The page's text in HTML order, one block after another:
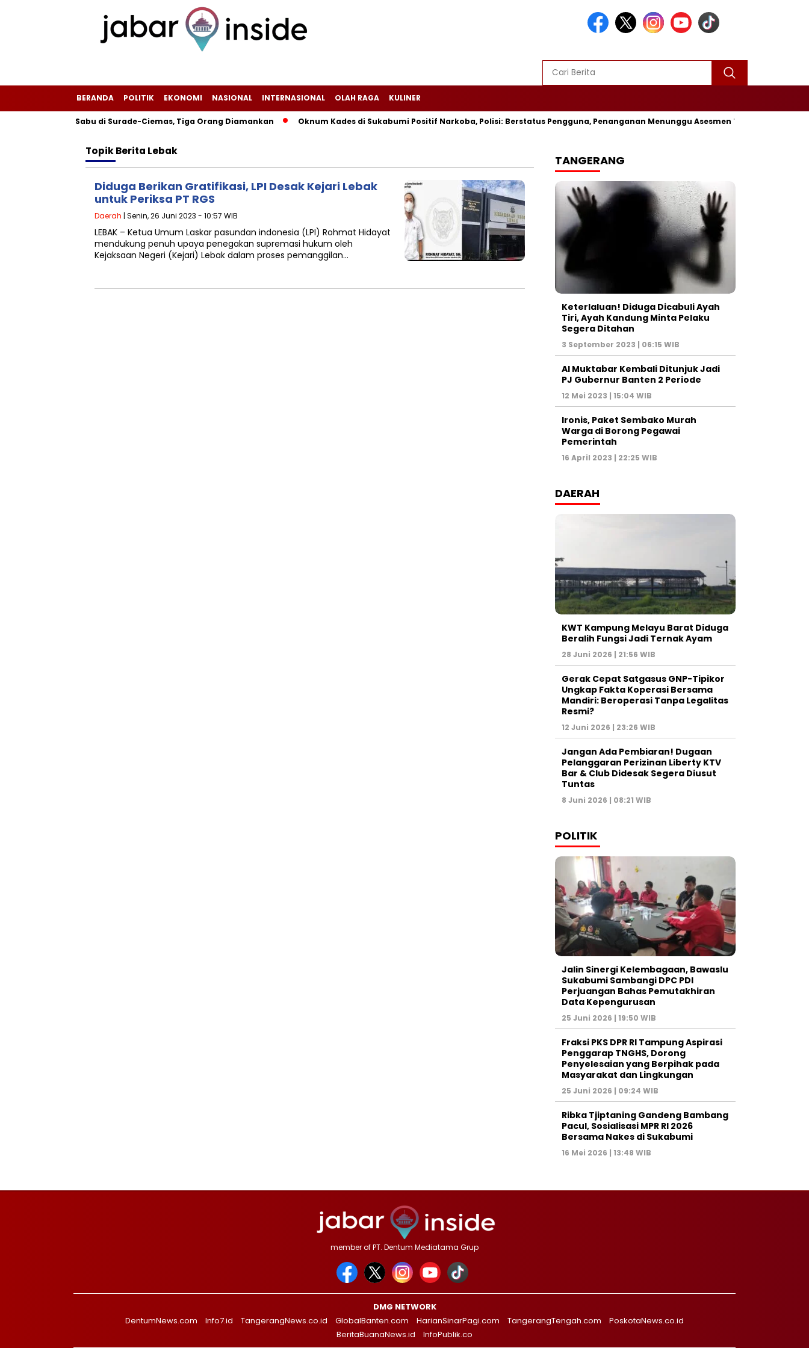
BERANDA POLITIK EKONOMI NASIONAL INTERNASIONAL OLAH RAGA KULINER
Peredaran Sabu di Surade-Ciemas, Tiga Orang Diamankan Oknum Kades di Sukabumi Positif Narkoba, Polisi: Berstatus Pengguna, Penanganan Menunggu Asesmen Terpadu
TopikBerita Lebak
Diduga Berikan Gratifikasi, LPI Desak Kejari Lebak
untuk Periksa PT RGS
Daerah | Senin, 26 Juni 2023 - 10:57 WIB
LEBAK – Ketua Umum Laskar pasundan indonesia (LPI) Rohmat Hidayat
mendukung penuh upaya penegakan supremasi hukum oleh
Kejaksaan Negeri (Kejari) Lebak dalam proses pemanggilan…
TANGERANG
Keterlaluan! Diduga Dicabuli Ayah
Tiri, Ayah Kandung Minta Pelaku
Segera Ditahan
3 September 2023 | 06:15 WIB
Al Muktabar Kembali Ditunjuk Jadi
PJ Gubernur Banten 2 Periode
12 Mei 2023 | 15:04 WIB
Ironis, Paket Sembako Murah
Warga di Borong Pegawai
Pemerintah
16 April 2023 | 22:25 WIB
DAERAH
KWT Kampung Melayu Barat Diduga
Beralih Fungsi Jadi Ternak Ayam
28 Juni 2026 | 21:56 WIB
Gerak Cepat Satgasus GNP-Tipikor
Ungkap Fakta Koperasi Bersama
Mandiri: Beroperasi Tanpa Legalitas
Resmi?
12 Juni 2026 | 23:26 WIB
Jangan Ada Pembiaran! Dugaan
Pelanggaran Perizinan Liberty KTV
Bar & Club Didesak Segera Diusut
Tuntas
8 Juni 2026 | 08:21 WIB
POLITIK
Jalin Sinergi Kelembagaan, Bawaslu
Sukabumi Sambangi DPC PDI
Perjuangan Bahas Pemutakhiran
Data Kepengurusan
25 Juni 2026 | 19:50 WIB
‎Fraksi PKS DPR RI Tampung Aspirasi
Penggarap TNGHS, Dorong
Penyelesaian yang Berpihak pada
Masyarakat dan Lingkungan‎
25 Juni 2026 | 09:24 WIB
Ribka Tjiptaning Gandeng Bambang
Pacul, Sosialisasi MPR RI 2026
Bersama Nakes di Sukabumi
16 Mei 2026 | 13:48 WIB
member of PT. Dentum Mediatama Grup
DMG NETWORK
DentumNews.com
Info7.id TangerangNews.co.id GlobalBanten.com HarianSinarPagi.com TangerangTengah.com
PoskotaNews.co.id
BeritaBuanaNews.id
InfoPublik.co